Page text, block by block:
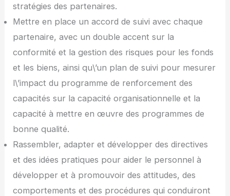
stratégies des partenaires.
Mettre en place un accord de suivi avec chaque
partenaire, avec un double accent sur la
conformité et la gestion des risques pour les fonds
et les biens, ainsi qu\’un plan de suivi pour mesurer
l\’impact du programme de renforcement des
capacités sur la capacité organisationnelle et la
capacité à mettre en œuvre des programmes de
bonne qualité.
Rassembler, adapter et développer des directives
et des idées pratiques pour aider le personnel à
développer et à promouvoir des attitudes, des
comportements et des procédures qui conduiront